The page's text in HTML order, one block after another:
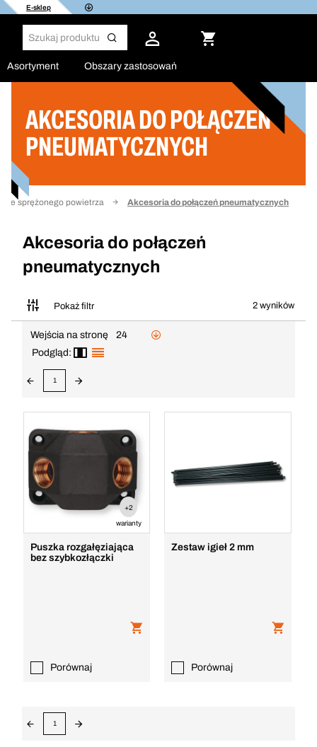
E-sklep
Asortyment Obszary zastosowań
AKCESORIA DO POŁĄCZEŃ
PNEUMATYCZNYCH
sprężonego powietrza Akcesoria do połączeń pneumatycznych
Akcesoria do połączeń
pneumatycznych
Pokaż filtr 2 wyników
Filtruj
Wejścia na stronę
24
Podgląd:
1
+2
warianty
Puszka rozgałęziająca
bez szybkozłączki
Porównaj
Zestaw igieł 2 mm
Porównaj
1